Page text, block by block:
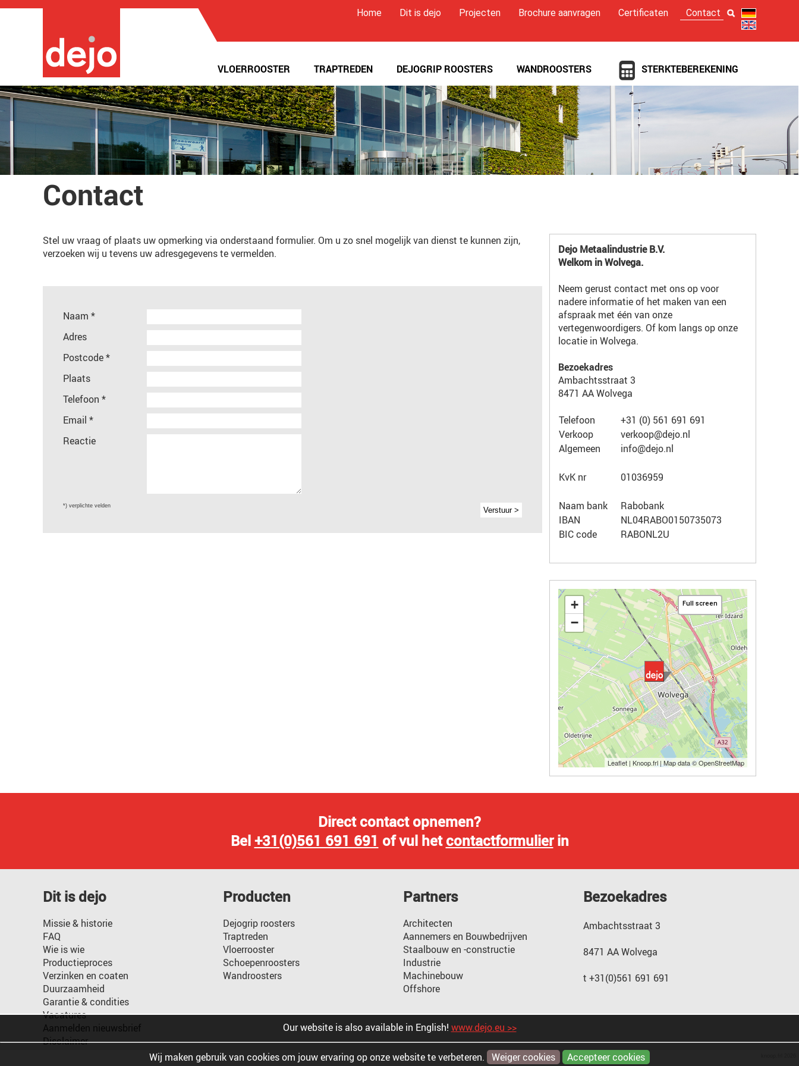
Home Dit is dejo Projecten Brochure aanvragen Certificaten Contact
VLOERROOSTER TRAPTREDEN DEJOGRIP ROOSTERS WANDROOSTERS STERKTEBEREKENING
Contact
Stel uw vraag of plaats uw opmerking via onderstaand formulier. Om u zo snel mogelijk van dienst te kunnen zijn,
verzoeken wij u tevens uw adresgegevens te vermelden.
Naam *
Adres
Postcode *
Plaats
Telefoon *
Email *
Reactie
*) verplichte velden
Dejo Metaalindustrie B.V.
Welkom in Wolvega.
Neem gerust contact met ons op voor
nadere informatie of het maken van een
afspraak met één van onze
vertegenwoordigers. Of kom langs op onze
locatie in Wolvega.
Bezoekadres
Ambachtsstraat 3
8471 AA Wolvega
Telefoon
+31 (0) 561 691 691
Verkoop
verkoop@dejo.nl
Algemeen
info@dejo.nl
KvK nr 01036959
Naam bank
Rabobank
IBAN
NL04RABO0150735073
BIC code
RABONL2U
Full screen
+
−
Leaflet |Knoop.frl | Map data ©OpenStreetMap
Direct contact opnemen?
Bel+31(0)561 691 691 of vul hetcontactformulierin
Dit is dejo
Missie & historie
FAQ
Wie is wie
Productieproces
Verzinken en coaten
Duurzaamheid
Garantie & condities
Vacatures
Aanmelden nieuwsbrief
Disclaimer
Producten
Dejogrip roosters
Traptreden
Vloerrooster
Schoepenroosters
Wandroosters
Partners
Architecten
Aannemers en Bouwbedrijven
Staalbouw en -constructie
Industrie
Machinebouw
Offshore
Bezoekadres
Ambachtsstraat 3
8471 AA Wolvega
t +31(0)561 691 691
Our website is also available in English! www.dejo.eu >>
Wij maken gebruik van cookies om jouw ervaring op onze website te verbeteren. Weiger cookies Accepteer cookies